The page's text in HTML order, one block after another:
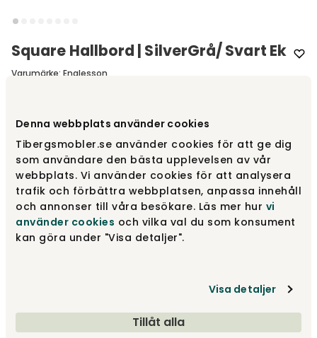
Denna webbplats använder cookies
Tibergsmobler.se använder cookies för att ge dig
som användare den bästa upplevelsen av vår
webbplats. Vi använder cookies för att analysera
trafik och förbättra webbplatsen, anpassa innehåll
och annonser till våra besökare. Läs mer hur vi
använder cookies och vilka val du som konsument
kan göra under "Visa detaljer".
Visa detaljer
Tillåt alla
Square Hallbord | SilverGrå/ Svart Ek
Varumärke: Englesson
Silvergrå | Svart ek
Silvergrå | Burned walnut 8 900 kr
Visa fler +1